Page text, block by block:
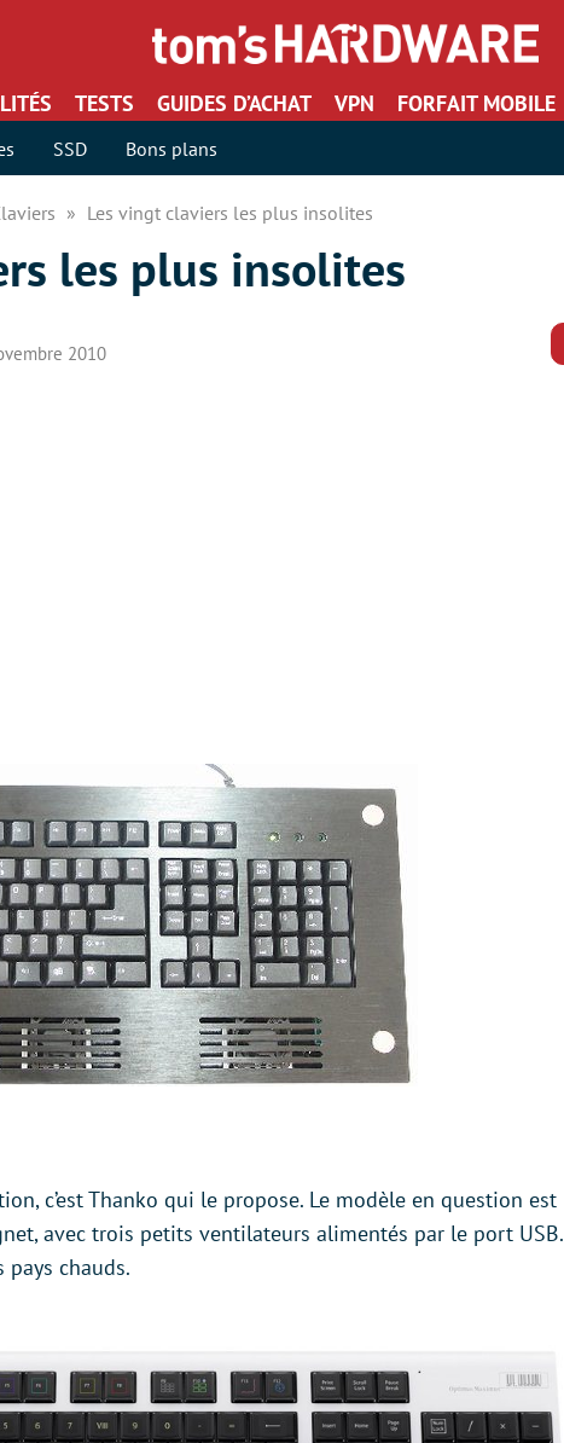
TESTS GUIDES D’ACHAT VPN FORFAIT MOBILE
SSD Bons plans
Les vingt claviers les plus insolites
les plus insolites
2010
c’est Thanko qui le propose. Le modèle en question est
avec trois petits ventilateurs alimentés par le port USB.
chauds.